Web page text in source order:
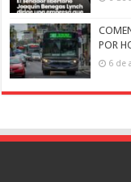
POR
6 de